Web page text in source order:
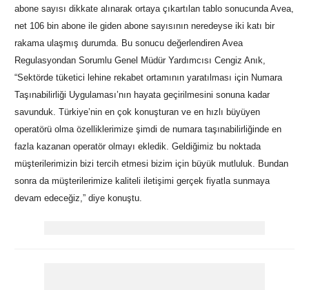
abone sayısı dikkate alınarak ortaya çıkartılan tablo sonucunda Avea,
net 106 bin abone ile giden abone sayısının neredeyse iki katı bir
rakama ulaşmış durumda. Bu sonucu değerlendiren Avea
Regulasyondan Sorumlu Genel Müdür Yardımcısı Cengiz Anık,
“Sektörde tüketici lehine rekabet ortamının yaratılması için Numara
Taşınabilirliği Uygulaması’nın hayata geçirilmesini sonuna kadar
savunduk. Türkiye’nin en çok konuşturan ve en hızlı büyüyen
operatörü olma özelliklerimize şimdi de numara taşınabilirliğinde en
fazla kazanan operatör olmayı ekledik. Geldiğimiz bu noktada
müşterilerimizin bizi tercih etmesi bizim için büyük mutluluk. Bundan
sonra da müşterilerimize kaliteli iletişimi gerçek fiyatla sunmaya
devam edeceğiz,” diye konuştu.